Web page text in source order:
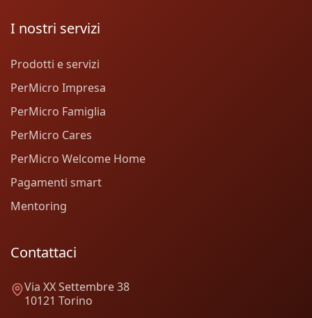
I nostri servizi
Prodotti e servizi
PerMicro Impresa
PerMicro Famiglia
PerMicro Cares
PerMicro Welcome Home
Pagamenti smart
Mentoring
Contattaci
Via XX Settembre 38
10121 Torino